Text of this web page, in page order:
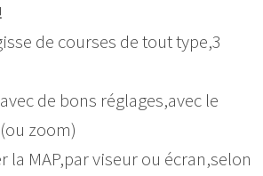
de courses de tout type,3
de bons réglages,avec le
zoom)
la MAP,par viseur ou écran,selon